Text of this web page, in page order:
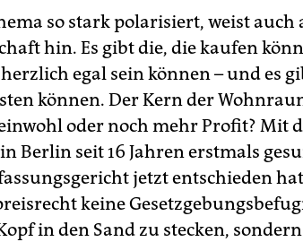
so stark polarisiert, weist auch
hin. Es gibt die, die kaufen
egal sein können – und es
können. Der Kern der
oder noch mehr Profit? Mit
Berlin seit 16 Jahren erstmals
jetzt entschieden
keine
in den Sand zu stecken,